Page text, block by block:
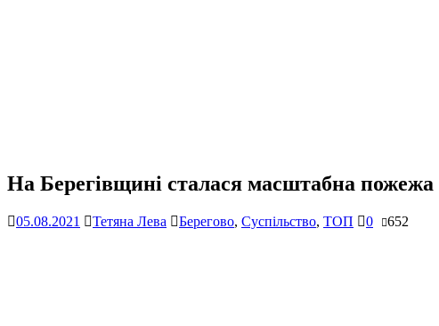
На Берегівщині сталася масштабна пожежа
05.08.2021 Тетяна Лева Берегово, Суспільство, ТОП 0 652